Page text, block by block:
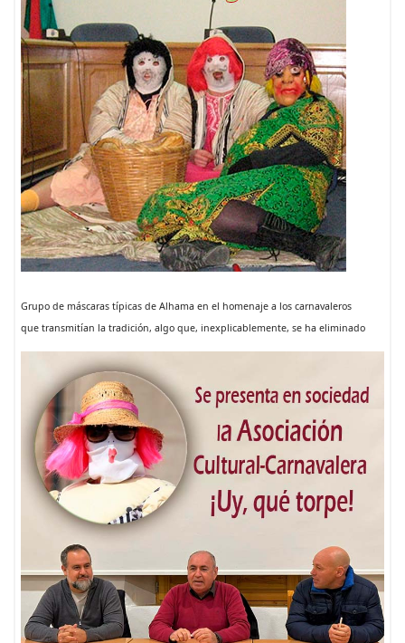
Grupo de máscaras típicas de Alhama en el homenaje a los carnavaleros
que transmitían la tradición, algo que, inexplicablemente, se ha eliminado